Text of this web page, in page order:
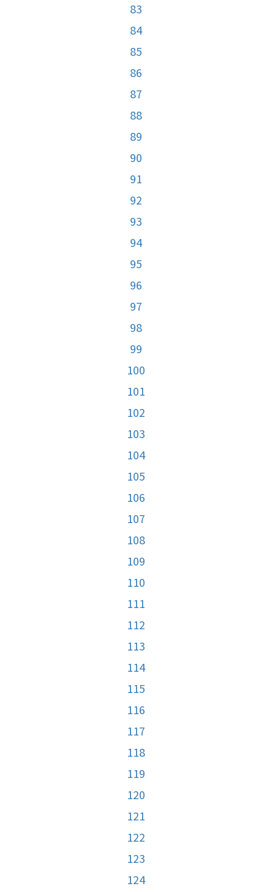
83
84
85
86
87
88
89
90
91
92
93
94
95
96
97
98
99
100
101
102
103
104
105
106
107
108
109
110
111
112
113
114
115
116
117
118
119
120
121
122
123
124